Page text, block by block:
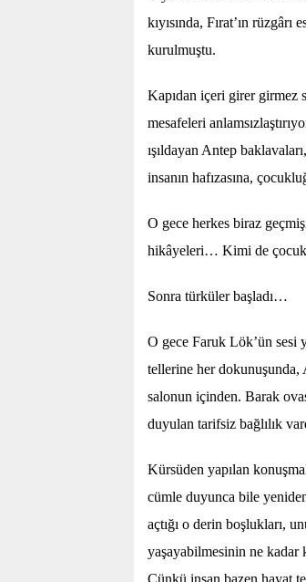
kıyısında, Fırat’ın
kurulmuştu.
Kapıdan içeri girer girmez
mesafeleri
ışıldayan Antep
insanın hafızasına,
O gece herkes biraz
hikâyeleri… Kimi de
Sonra türküler başladı…
O gece Faruk Lök’ün sesi
tellerine her dokunuşunda,
salonun içinden. Barak
duyulan tarifsiz bağlılık
Kürsüden yapılan
cümle duyunca bile
açtığı o derin boşlukları,
yaşayabilmesinin ne kadar
Çünkü insan bazen hayat